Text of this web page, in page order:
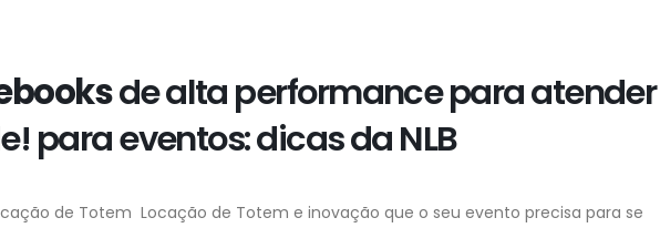
de alta performance para atender
para eventos: dicas da NLB
de Totem Locação de Totem e inovação que o seu evento precisa para se